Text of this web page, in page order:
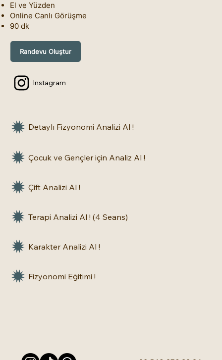
El ve Yüzden
Online Canlı Görüşme
90 dk
Randevu Oluştur
Instagram
Detaylı Fizyonomi Analizi Al !
Karakter Analizi Al !
Çocuk ve Gençler için Analiz Al !
Terapi Analizi Al ! (4 Seans)
Çift Analizi Al !
Fizyonomi Eğitimi !